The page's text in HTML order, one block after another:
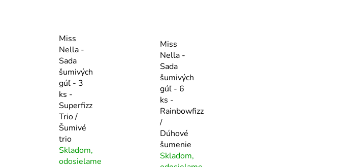
Miss
Nella -
Sada
šumivých
gúľ - 3
ks -
Superfizz
Trio /
Šumivé
trio
Skladom,
odosielame
Miss
Nella -
Sada
šumivých
gúľ - 6
ks -
Rainbowfizz
/
Dúhové
šumenie
Skladom,